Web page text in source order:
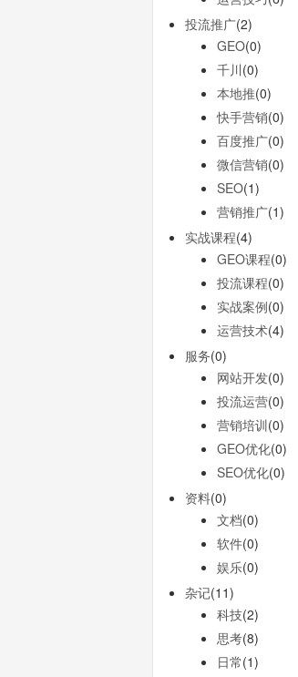
投流推广(2)
GEO(0)
千川(0)
本地推(0)
快手营销(0)
百度推广(0)
微信营销(0)
SEO(1)
营销推广(1)
实战课程(4)
GEO课程(0)
投流课程(0)
实战案例(0)
运营技术(4)
服务(0)
网站开发(0)
投流运营(0)
营销培训(0)
GEO优化(0)
SEO优化(0)
资料(0)
文档(0)
软件(0)
娱乐(0)
杂记(11)
科技(2)
思考(8)
日常(1)